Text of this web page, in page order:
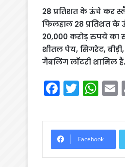
28 प्रतिशत के ऊंचे कर
फिलहाल 28 प्रतिशत
20,000 करोड़ रुपये का
शीतल पेय, सिगरेट,
गैंबलिंग लॉटरी शामिल
F
a
c
e
b
T
w
itt
er
W
h
a
ts
A
E
l
Facebook